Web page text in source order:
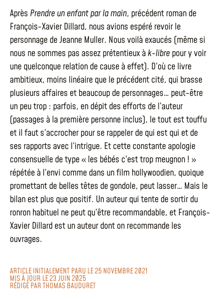
Après Prendre un enfant par la main, précédent roman de
François-Xavier Dillard, nous avions espéré revoir le
personnage de Jeanne Muller. Nous voilà exaucés (même si
nous ne sommes pas assez prétentieux à k-libre pour y voir
une quelconque relation de cause à effet). D’où ce livre
ambitieux, moins linéaire que le précédent cité, qui brasse
plusieurs affaires et beaucoup de personnages… peut-être
un peu trop : parfois, en dépit des efforts de l’auteur
(passages à la première personne inclus), le tout est touffu
et il faut s’accrocher pour se rappeler de qui est qui et de
ses rapports avec l’intrigue. Et cette constante apologie
consensuelle de type « les bébés c’est trop meugnon ! »
répétée à l’envi comme dans un film hollywoodien, quoique
promettant de belles têtes de gondole, peut lasser… Mais le
bilan est plus que positif. Un auteur qui tente de sortir du
ronron habituel ne peut qu’être recommandable, et François-
Xavier Dillard est un auteur dont on recommande les
ouvrages.
ARTICLE INITIALEMENT PARU LE 25 NOVEMBRE 2021
MIS À JOUR LE 23 JUIN 2025
RÉDIGÉ PARTHOMAS BAUDURET